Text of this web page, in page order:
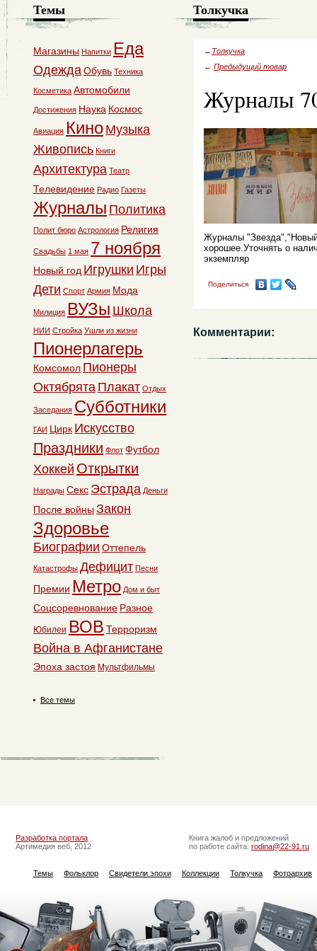
Толкучка
← Толкучка
← Предыдущий товар
Журналы
Журналы
хорошее.Уточнять о
экземпляр
Поделиться
Комментарии:
Темы
Магазины Напитки Еда
ОдеждаОбувь Техника
Косметика Автомобили
Достижения Наука Космос
Авиация Кино Музыка
Живопись Книги
Архитектура Театр
Телевидение Радио Газеты
Журналы Политика
Полит бюро Астрология Религия
Свадьбы 1 мая 7 ноября
Новый год Игрушки Игры
Дети Спорт Армия Мода
Милиция ВУЗы Школа
НИИ Стройка Ушли из жизни
Пионерлагерь
Комсомол Пионеры
Октябрята Плакат Отдых
Заседания Субботники
ГАИ Цирк Искусство
Праздники Флот Футбол
Хоккей Открытки
Награды Секс Эстрада Деньги
После войны Закон
Здоровье
Биографии Оттепель
Катастрофы Дефицит Песни
Премии Метро Дом и быт
Соцсоревнование Разное
Юбилеи ВОВ Терроризм
Война в Афганистане
Эпоха застоя Мультфильмы
Все темы
Разработка портала
Артимедия веб, 2012
Книга жалоб и предложений
по работе сайта: rodina@22-91.ru
Темы Фольклор Свидетели эпохи Коллекции Толкучка Фотоархив